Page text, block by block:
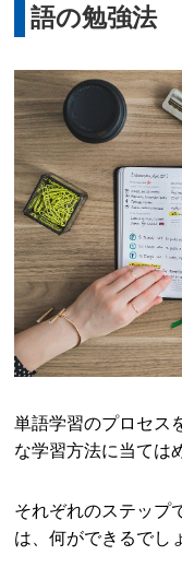
語の勉強法
単語学習のプロセス
な学習方法に当ては
それぞれのステップ
は、何ができるでし